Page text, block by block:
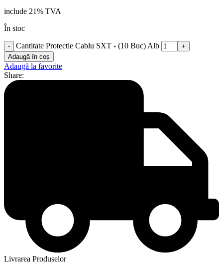
include 21% TVA
În stoc
Cantitate Protectie Cablu SXT - (10 Buc) Alb
Adaugă în coș
Adaugă la favorite
Share:
Livrarea Produselor